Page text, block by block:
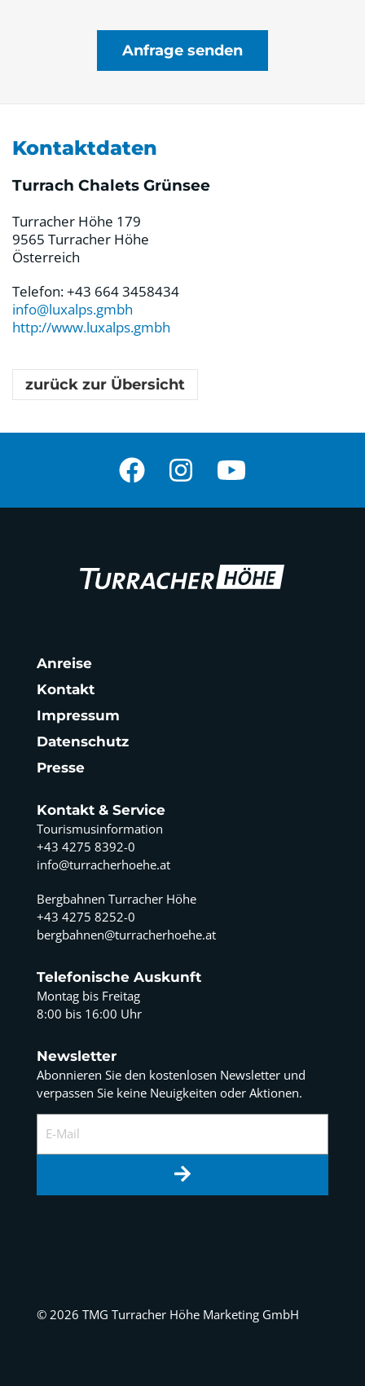
Anfrage senden
Kontaktdaten
Turrach Chalets Grünsee
Turracher Höhe 179
9565 Turracher Höhe
Österreich
Telefon: +43 664 3458434
info@luxalps.gmbh
http://www.luxalps.gmbh
zurück zur Übersicht
Anreise
Kontakt
Impressum
Datenschutz
Presse
Kontakt & Service
Tourismusinformation
+43 4275 8392-0
info@turracherhoehe.at
Bergbahnen Turracher Höhe
+43 4275 8252-0
bergbahnen@turracherhoehe.at
Telefonische Auskunft
Montag bis Freitag
8:00 bis 16:00 Uhr
Newsletter
Abonnieren Sie den kostenlosen Newsletter und
verpassen Sie keine Neuigkeiten oder Aktionen.
E-Mail
© 2026 TMG Turracher Höhe Marketing GmbH